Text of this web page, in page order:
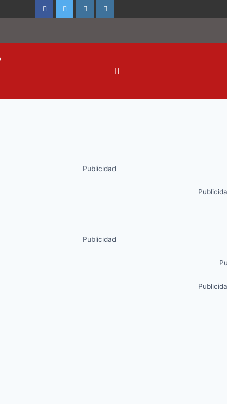
Publicidad
Publicidad